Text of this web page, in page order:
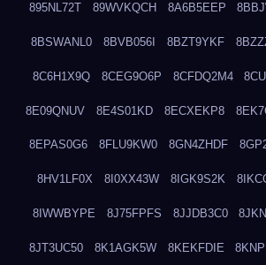
895NL72T 89WVKQCH 8A6B5EEP
8BSWANL0 8BVB056I 8BZT9YKF
8C6H1X9Q 8CEG9O6P 8CFDQ2M4
8E09QNUV 8E4S01KD 8ECXEKP8
8EPAS0G6 8FLU9KW0 8GN4ZHDF
8HV1LF0X 8I0XX43W 8IGK9S2K
8IWWBYPE 8J75FPFS 8JJDB3C0
8JT3UC50 8K1AGK5W 8KEKFDIE